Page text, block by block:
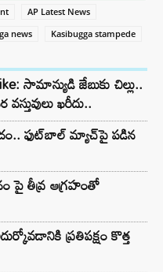
AP Latest News
news Kasibugga stampede
సామాన్యుడి జేబుకు చిల్లు..
ఖరీదు..
ఫుట్‌బాల్ మ్యాచ్‌పై పడిన
పై తీవ్ర ఆగ్రహంతో
ప్రతిపక్షం కొత్త